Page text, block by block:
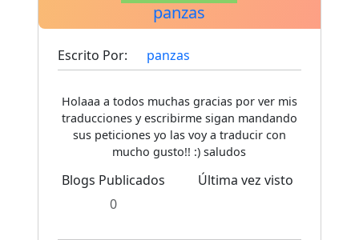
panzas
Escrito Por: panzas
Holaaa a todos muchas gracias por ver mis
traducciones y escribirme sigan mandando
sus peticiones yo las voy a traducir con
mucho gusto!! :) saludos
Blogs Publicados
0
Última vez visto